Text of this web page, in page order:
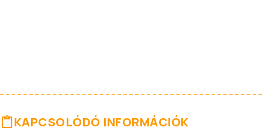
KAPCSOLÓDÓ INFORMÁCIÓK